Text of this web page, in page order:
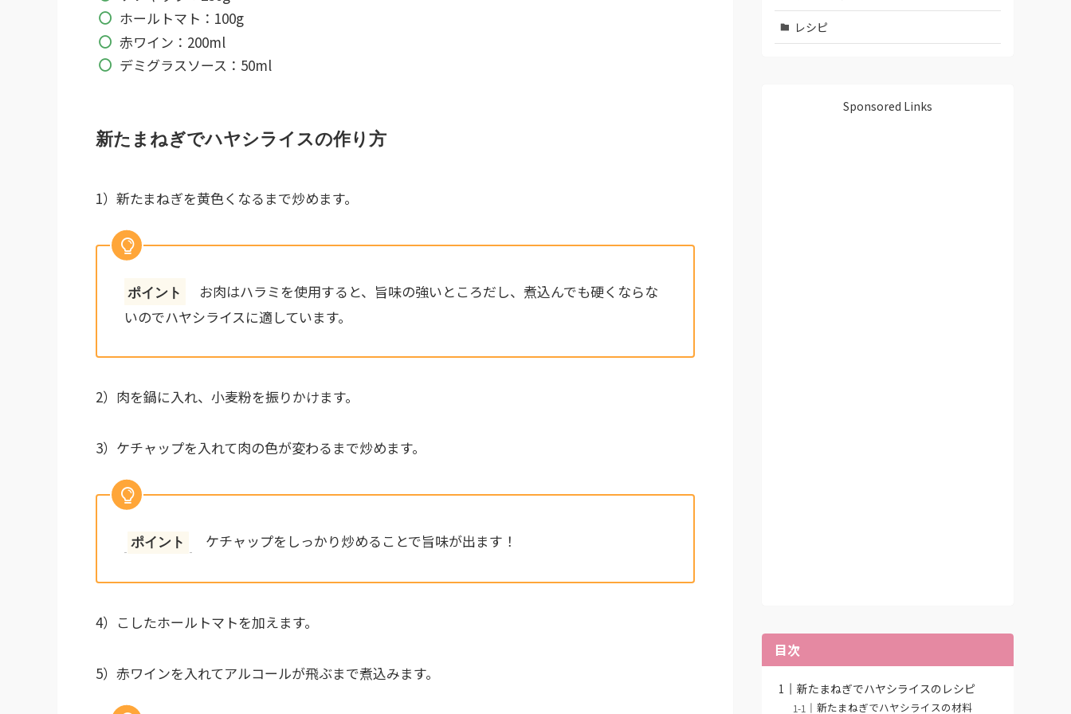
ホールトマト：100g
赤ワイン：200ml
デミグラスソース：50ml
新たまねぎでハヤシライスの作り方
1）新たまねぎを黄色くなるまで炒めます。
ポイント
お肉はハラミを使用すると、旨味の強いところだし、煮込んでも硬くならな
いのでハヤシライスに適しています。
2）肉を鍋に入れ、小麦粉を振りかけます。
3）ケチャップを入れて肉の色が変わるまで炒めます。
ポイント ケチャップをしっかり炒めることで旨味が出ます！
4）こしたホールトマトを加えます。
5）赤ワインを入れてアルコールが飛ぶまで煮込みます。
レシピ
Sponsored Links
目次
新たまねぎでハヤシライスのレシピ
新たまねぎでハヤシライスの材料